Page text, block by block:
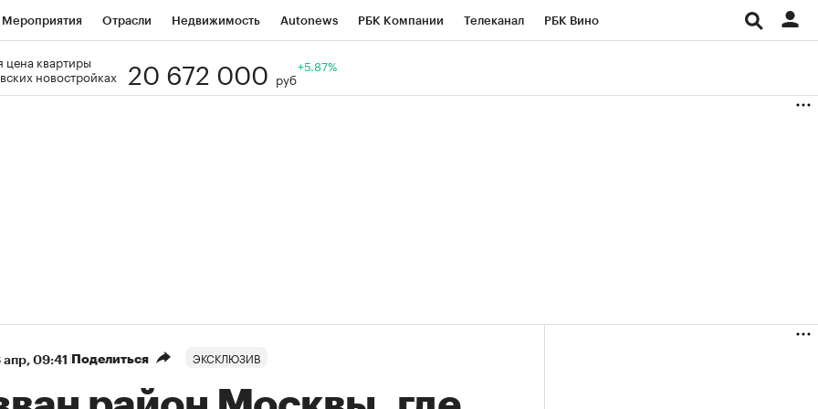
Мероприятия Отрасли Недвижимость Autonews РБК Компании Телеканал РБК Вино
Визионеры
цена квартиры
новостройках
20 672 000 руб
+5.87%
09:41 Поделиться ЭКСКЛЮЗИВ